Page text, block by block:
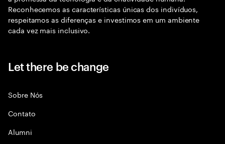
Reconhecemos as características únicas dos indivíduos,
respeitamos as diferenças e investimos em um ambiente
cada vez mais inclusivo.
Let there be change
Sobre Nós
Contato
Alumni